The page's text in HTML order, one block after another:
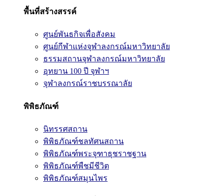
พื้นที่สร้างสรรค์
ศูนย์พันธกิจเพื่อสังคม
ศูนย์กีฬาแห่งจุฬาลงกรณ์มหาวิทยาลัย
ธรรมสถานจุฬาลงกรณ์มหาวิทยาลัย
อุทยาน 100 ปี จุฬาฯ
จุฬาลงกรณ์ราชบรรณาลัย
พิพิธภัณฑ์
นิทรรศสถาน
พิพิธภัณฑ์ชลทัศนสถาน
พิพิธภัณฑ์พระจุฑาธุชราชฐาน
พิพิธภัณฑ์พืชมีชีวิต
พิพิธภัณฑ์สมุนไพร